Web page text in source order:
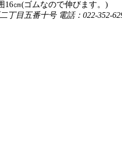
16㎝(ゴムなので伸びます。)